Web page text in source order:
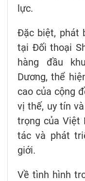
lực.
Đặc biệt, phát
tại Đối thoại
hàng đầu
Dương, thể
cao của cộng
vị thế, uy tín
trọng của Việt
tác và phát
giới.
Về tình hình